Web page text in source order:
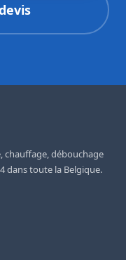
chauffage, débouchage
dans toute la Belgique.